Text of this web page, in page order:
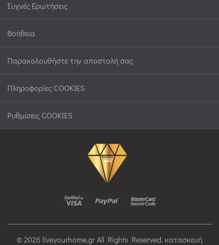
Συχνές Ερωτήσεις
Βοήθεια
Παρακολουθήστε την αποστολή σας
Πληροφορίες COOKIES
Ρυθμίσεις COOKIES
© 2026 liveyourhome.gr All Rights Reserved. κατασκευή